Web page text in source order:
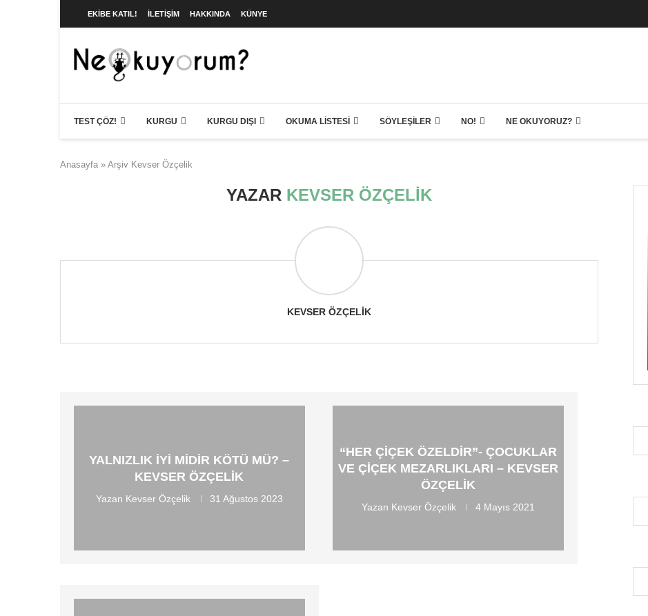
EKIBE KATIL! İLETIŞIM HAKKINDA KÜNYE
TEST ÇÖZ! KURGU KURGU DIŞI OKUMA LISTESI SÖYLEŞILER NO! NE OKUYORUZ?
Anasayfa » Arşiv Kevser Özçelik
YAZAR KEVSER ÖZÇELIK
KEVSER ÖZÇELIK
YALNIZLIK IYI MIDIR KÖTÜ MÜ? –
KEVSER ÖZÇELIK
Yazan Kevser Özçelik 31 Ağustos 2023
“HER ÇIÇEK ÖZELDIR”- ÇOCUKLAR
VE ÇIÇEK MEZARLIKLARI – KEVSER
ÖZÇELIK
Yazan Kevser Özçelik 4 Mayıs 2021